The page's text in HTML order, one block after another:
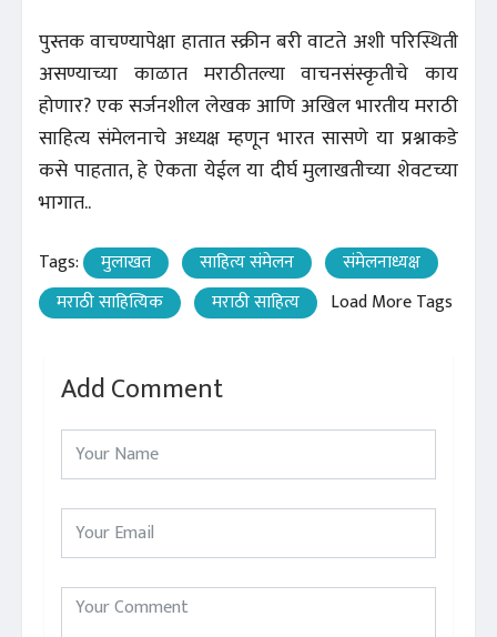
पुस्तक वाचण्यापेक्षा हातात स्क्रीन बरी वाटते अशी परिस्थिती
असण्याच्या काळात मराठीतल्या वाचनसंस्कृतीचे काय
होणार? एक सर्जनशील लेखक आणि अखिल भारतीय मराठी
साहित्य संमेलनाचे अध्यक्ष म्हणून भारत सासणे या प्रश्नाकडे
कसे पाहतात, हे ऐकता येईल या दीर्घ मुलाखतीच्या शेवटच्या
भागात..
Tags: मुलाखत साहित्य संमेलन
संमेलनाध्यक्ष
मराठी साहित्यिक
मराठी साहित्य Load More Tags
Add Comment